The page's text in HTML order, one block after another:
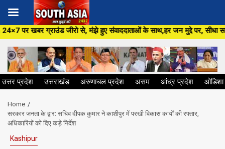
Skip
to
content
जीरो से, मंझे हुए संवाददाताओं के साथ,हर जन मुद्दे पर, सीधा सवाल
उत्तर प्रदेश उत्तराखंड अरुणाचल प्रदेश असम आंध्र प्रदेश ओडिशा
Home
​सरकार जनता के द्वार: सचिव दीपक कुमार ने काशीपुर में परखी विकास कार्यों की रफ्तार,
अधिकारियों को दिए कड़े निर्देश
Kashipur